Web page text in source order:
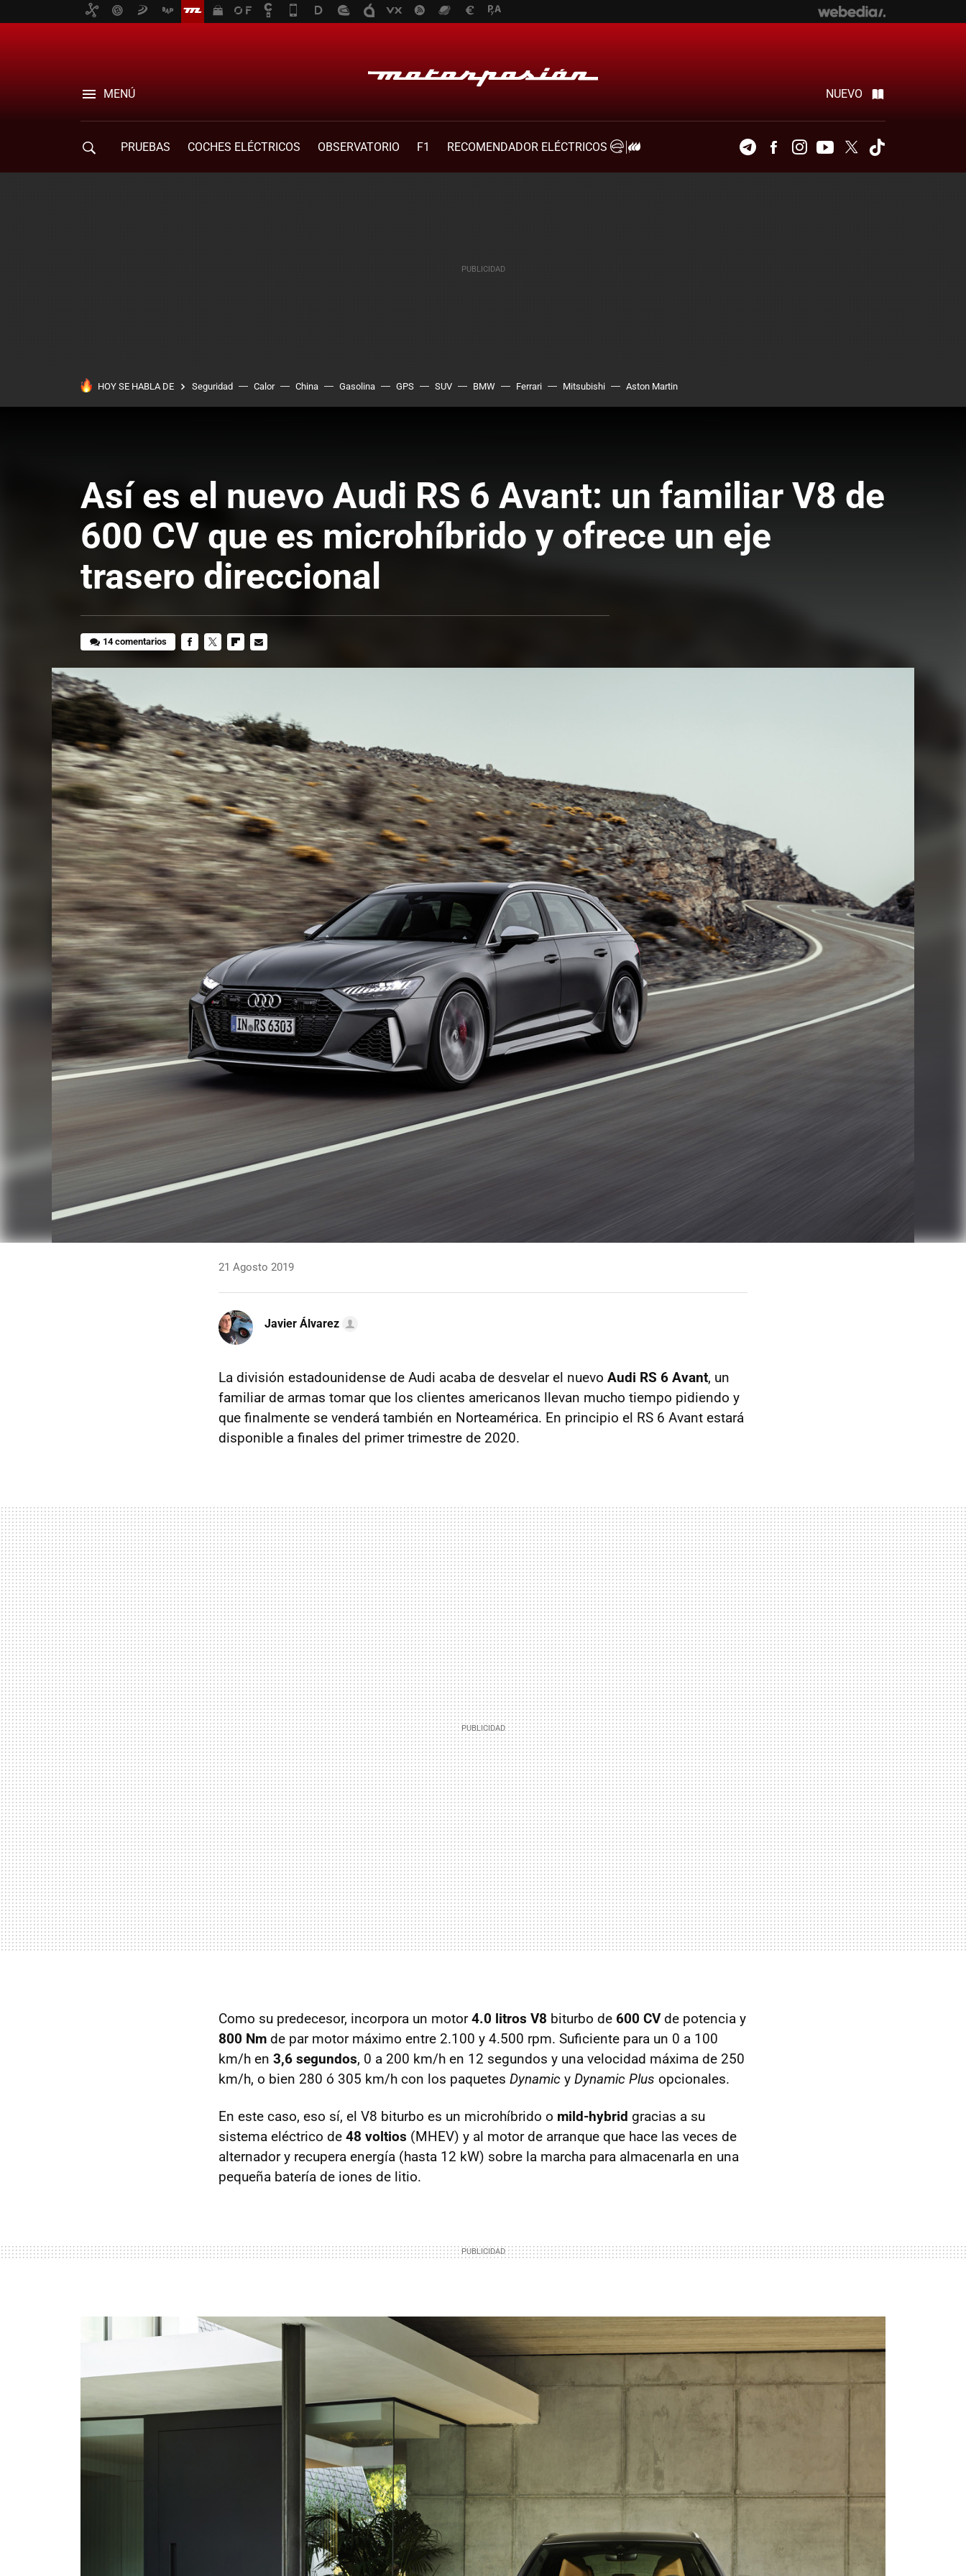
MENÚ NUEVO
PRUEBAS COCHES ELÉCTRICOS OBSERVATORIO F1
RECOMENDADOR ELÉCTRICOS
TelegramFacebookInstagramYoutubeTwitter
HOY SE HABLA DE Seguridad Calor China Gasolina GPS SUV BMW Ferrari Mitsubishi Aston Martin
Así es el nuevo Audi RS 6 Avant: un familiar V8 de
600 CV que es microhíbrido y ofrece un eje
trasero direccional
14 comentarios
21 Agosto 2019
Javier Álvarez
La división estadounidense de Audi acaba de desvelar el nuevo Audi RS 6 Avant, un
familiar de armas tomar que los clientes americanos llevan mucho tiempo pidiendo y
que finalmente se venderá también en Norteamérica. En principio el RS 6 Avant estará
disponible a finales del primer trimestre de 2020.
Como su predecesor, incorpora un motor4.0 litros V8 biturbo de 600 CVde potencia y
800 Nm de par motor máximo entre 2.100 y 4.500 rpm. Suficiente para un 0 a 100
km/h en 3,6 segundos, 0 a 200 km/h en 12 segundos y una velocidad máxima de 250
km/h, o bien 280 ó 305 km/h con los paquetes Dynamic y Dynamic Plus opcionales.
En este caso, eso sí, el V8 biturbo es un microhíbrido o mild-hybrid gracias a su
sistema eléctrico de 48 voltios (MHEV) y al motor de arranque que hace las veces de
alternador y recupera energía (hasta 12 kW) sobre la marcha para almacenarla en una
pequeña batería de iones de litio.